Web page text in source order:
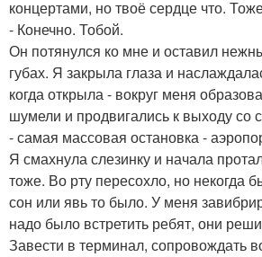
концертами, но твоё сердце что.
- Конечно. Тобой.
Он потянулся ко мне и оставил
губах. Я закрыла глаза и
когда открыла - вокруг меня
шумели и продвигались к выходу со
- самая массовая остановка -
Я смахнула слезинку и начала
тоже. Во рту пересохло, но некогда
сон или явь то было. У меня
надо было встретить ребят, они
Завести в терминал, сопровождать